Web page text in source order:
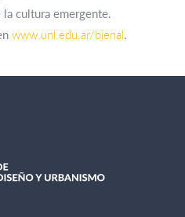
cultura emergente.
www.unl.edu.ar/bienal.